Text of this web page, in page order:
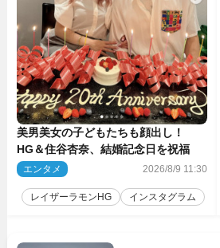
美男美女の子どもたちも顔出し！
HG＆住谷杏奈、結婚記念日を祝福
エンタメ 2026/8/9 11:30
レイザーラモンHG インスタグラム